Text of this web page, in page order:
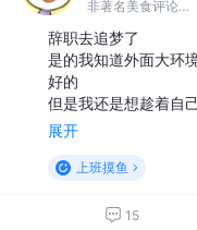
非著名美食评论家 @专心搞钱
辞职去追梦了
是的我知道外面大环
好的
但是我还是想趁着自
展开
上班摸鱼
15